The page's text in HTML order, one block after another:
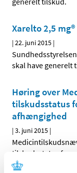
Xarelto 2,5
|22. juni 2015 |
skal have generelt
Høring over
tilskudsstatus
afhængighed
|3. juni 2015 |
tilskudsstatus for